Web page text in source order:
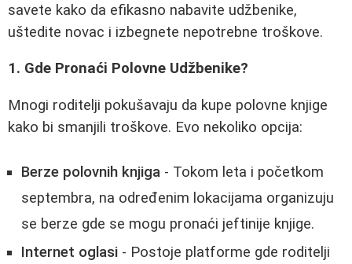
savete kako da efikasno nabavite udžbenike,
uštedite novac i izbegnete nepotrebne troškove.
1. Gde Pronaći Polovne Udžbenike?
Mnogi roditelji pokušavaju da kupe polovne knjige
kako bi smanjili troškove. Evo nekoliko opcija:
Berze polovnih knjiga - Tokom leta i početkom
septembra, na određenim lokacijama organizuju
se berze gde se mogu pronaći jeftinije knjige.
Internet oglasi - Postoje platforme gde roditelji